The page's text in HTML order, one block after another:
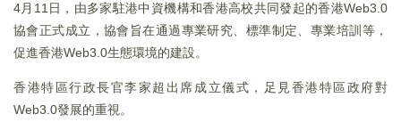
4月11日，由多家駐港中資機構和香港高校共同發起的香港Web3.0
協會正式成立，協會旨在通過專業研究、標準制定、專業培訓等，
促進香港Web3.0生態環境的建設。
香港特區行政長官李家超出席成立儀式，足見香港特區政府對
Web3.0發展的重視。